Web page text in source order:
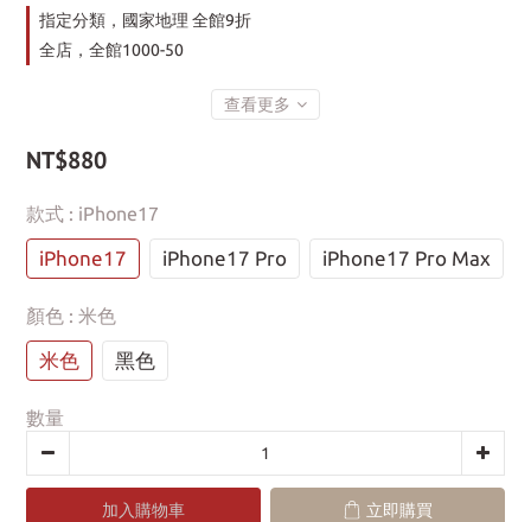
指定分類，國家地理 全館9折
全店，全館1000-50
查看更多
NT$880
款式 : iPhone17
iPhone17 iPhone17 Pro iPhone17 Pro Max
顏色 : 米色
米色 黑色
數量
加入購物車 立即購買